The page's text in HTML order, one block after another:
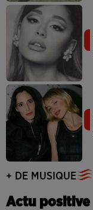
+ DE MUSIQUE
Actu positive